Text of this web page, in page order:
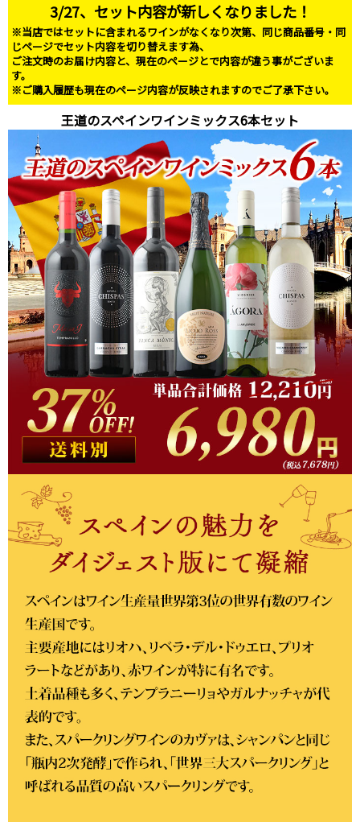
3/27、セット内容が新しくなりました！
※当店ではセットに含まれるワインがなくなり次第、同じ商品番号・同
じページでセット内容を切り替えます為、
ご注文時のお届け内容と、現在のページとで内容が違う事がございま
す。
※ご購入履歴も現在のページ内容が反映されますのでご了承下さい。
王道のスペインワインミックス6本セット